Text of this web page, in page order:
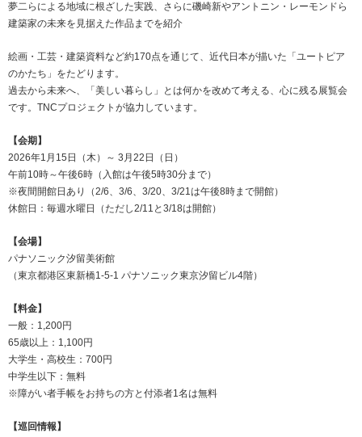
夢二らによる地域に根ざした実践、さらに磯崎新やアントニン・レーモンドら
建築家の未来を見据えた作品までを紹介
絵画・工芸・建築資料など約170点を通じて、近代日本が描いた「ユートピア
のかたち」をたどります。
過去から未来へ、「美しい暮らし」とは何かを改めて考える、心に残る展覧会
です。TNCプロジェクトが協力しています。
【会期】
2026年1月15日（木）～ 3月22日（日）
午前10時～午後6時（入館は午後5時30分まで）
※夜間開館日あり（2/6、3/6、3/20、3/21は午後8時まで開館）
休館日：毎週水曜日（ただし2/11と3/18は開館）
【会場】
パナソニック汐留美術館
（東京都港区東新橋1-5-1 パナソニック東京汐留ビル4階）
【料金】
一般：1,200円
65歳以上：1,100円
大学生・高校生：700円
中学生以下：無料
※障がい者手帳をお持ちの方と付添者1名は無料
【巡回情報】